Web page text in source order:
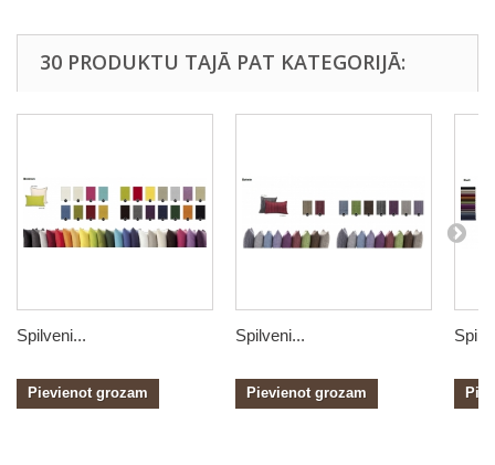
30 PRODUKTU TAJĀ PAT KATEGORIJĀ:
Spilveni...
Pievienot grozam
Spilveni...
Pievienot grozam